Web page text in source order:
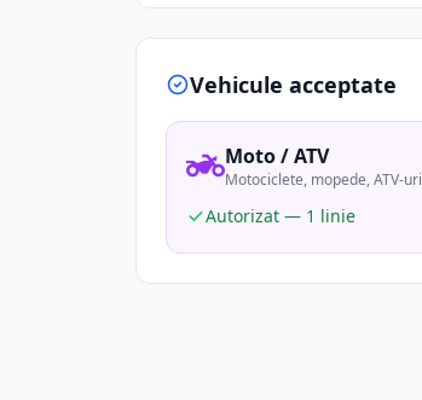
Vehicule acceptate
Moto / ATV
Motociclete, mopede, ATV-uri
Autorizat — 1 linie